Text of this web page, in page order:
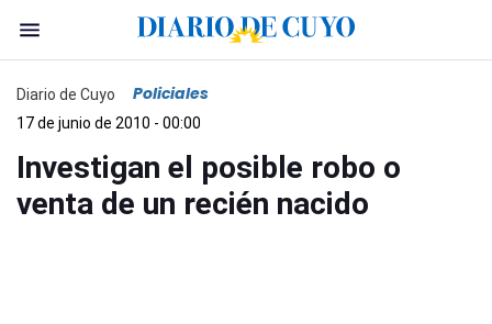
Diario de Cuyo Policiales
17 de junio de 2010 - 00:00
Investigan el posible robo o
venta de un recién nacido